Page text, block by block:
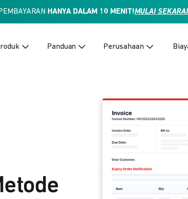
HANYA DALAM 10 MENIT!MULAI
Panduan Perusahaan